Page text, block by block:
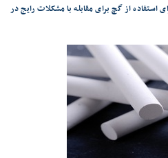
از گچ برای مقابله با مشکلات رایج در